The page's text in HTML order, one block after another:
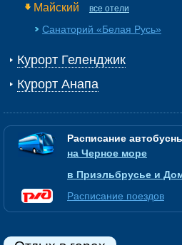
Майский все отели
Санаторий «Белая Русь»
Курорт Геленджик
Курорт Анапа
Расписание
на Черное море
в Приэльбрусье и
Расписание поездов